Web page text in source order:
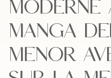
J'accepte la politique
Abonnez-vous à
J'accepte la politique
Abonnez-vous à
MODERNE
MANGA
MENOR